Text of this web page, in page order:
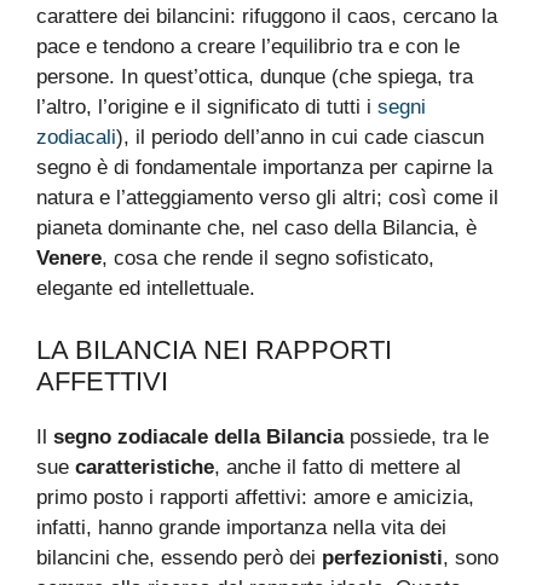
carattere dei bilancini: rifuggono il caos, cercano la
pace e tendono a creare l’equilibrio tra e con le
persone. In quest’ottica, dunque (che spiega, tra
l’altro, l’origine e il significato di tutti i segni
zodiacali), il periodo dell’anno in cui cade ciascun
segno è di fondamentale importanza per capirne la
natura e l’atteggiamento verso gli altri; così come il
pianeta dominante che, nel caso della Bilancia, è
Venere, cosa che rende il segno sofisticato,
elegante ed intellettuale.
LA BILANCIA NEI RAPPORTI
AFFETTIVI
Il segno zodiacale della Bilanciapossiede, tra le
sue caratteristiche, anche il fatto di mettere al
primo posto i rapporti affettivi: amore e amicizia,
infatti, hanno grande importanza nella vita dei
bilancini che, essendo però dei perfezionisti, sono